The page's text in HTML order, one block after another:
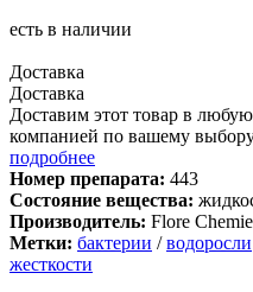
есть в наличии
Доставка
Доставка
Доставим этот товар в
компанией по вашему
подробнее
Номер препарата: 443
Состояние вещества:
Производитель: Flore
Метки: бактерии /водоросли
жесткости